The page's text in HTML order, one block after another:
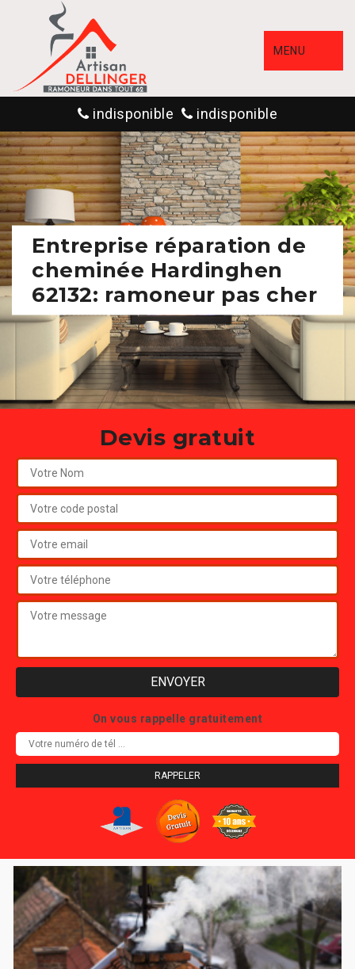
MENU
indisponible indisponible
Entreprise réparation de
cheminée Hardinghen
62132: ramoneur pas cher
Devis gratuit
On vous rappelle gratuitement